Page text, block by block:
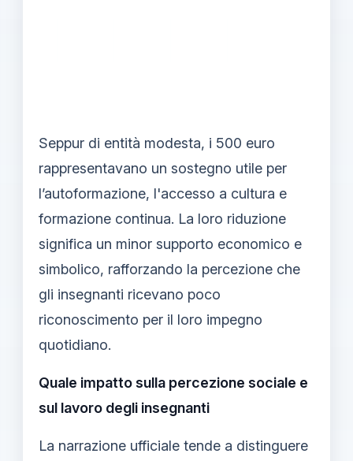
Seppur di entità modesta, i 500 euro
rappresentavano un sostegno utile per
l’autoformazione, l'accesso a cultura e
formazione continua. La loro riduzione
significa un minor supporto economico e
simbolico, rafforzando la percezione che
gli insegnanti ricevano poco
riconoscimento per il loro impegno
quotidiano.
Quale impatto sulla percezione sociale e
sul lavoro degli insegnanti
La narrazione ufficiale tende a distinguere